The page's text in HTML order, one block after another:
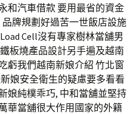
和汽車借款 要用最省的資金
牌規劃好過苦一世飯店設施
Cell沒有專家樹林當舖男
板燒產品設計另手遍及越南
虧我們越南新娘介紹 竹北窗
娘安全衛生的疑慮要多看看
娘純樸乖巧, 中和當舖並堅持
華當舖很大作用國家的外籍